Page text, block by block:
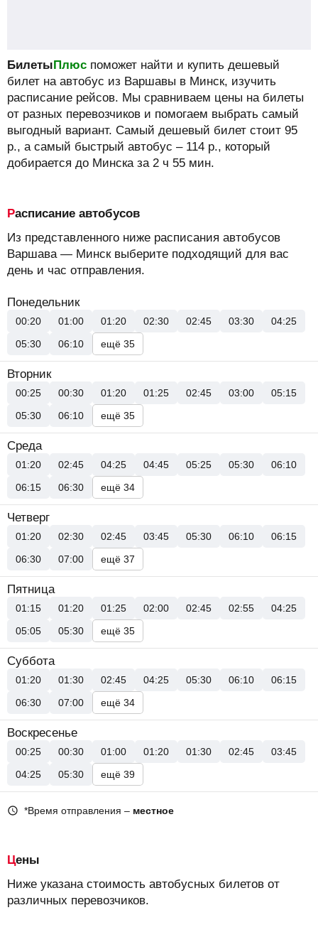
БилетыПлюс поможет найти и купить дешевый
билет на автобус из Варшавы в Минск, изучить
расписание рейсов. Мы сравниваем цены на билеты
от разных перевозчиков и помогаем выбрать самый
выгодный вариант. Самый дешевый билет стоит 95
р., а самый быстрый автобус – 114 р., который
добирается до Минска за 2 ч 55 мин.
Расписание автобусов
Из представленного ниже расписания автобусов
Варшава — Минск выберите подходящий для вас
день и час отправления.
Понедельник
00:20 01:00 01:20 02:30 02:45 03:30
04:25
05:30
06:10 ещё 35
Вторник
00:25 00:30 01:20 01:25 02:45 03:00
05:15
05:30
06:10 ещё 35
Среда
01:20 02:45 04:25 04:45 05:25 05:30
06:10
06:15
06:30 ещё 34
Четверг
01:20 02:30 02:45 03:45 05:30 06:10
06:15
06:30
07:00 ещё 37
Пятница
01:15 01:20 01:25 02:00 02:45 02:55
04:25
05:05
05:30 ещё 35
Суббота
01:20 01:30 02:45 04:25 05:30 06:10
06:15
06:30
07:00 ещё 34
Воскресенье
00:25 00:30 01:00 01:20 01:30 02:45
03:45
04:25
05:30 ещё 39
*Время отправления – местное
Цены
Ниже указана стоимость автобусных билетов от
различных перевозчиков.